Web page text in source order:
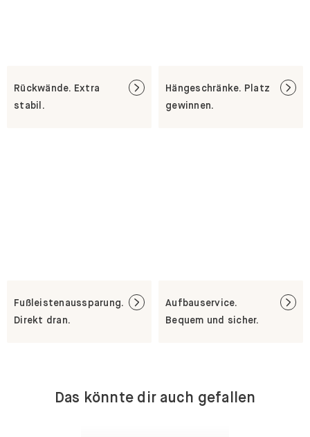
Rückwände. Extra
stabil.
Hängeschränke. Platz
gewinnen.
Fußleistenaussparung.
Direkt dran.
Aufbauservice.
Bequem und sicher.
Das könnte dir auch gefallen